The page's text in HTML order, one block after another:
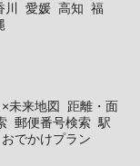
川 愛媛 高知 福
未来地図
距離・面
郵便番号検索 駅
おでかけプラン